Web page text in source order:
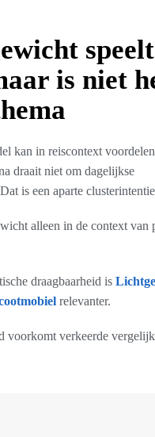
speelt
is niet
kan in reiscontext
draait niet om dagelijkse
is een aparte
alleen in de context van
draagbaarheid is
relevanter.
voorkomt verkeerde